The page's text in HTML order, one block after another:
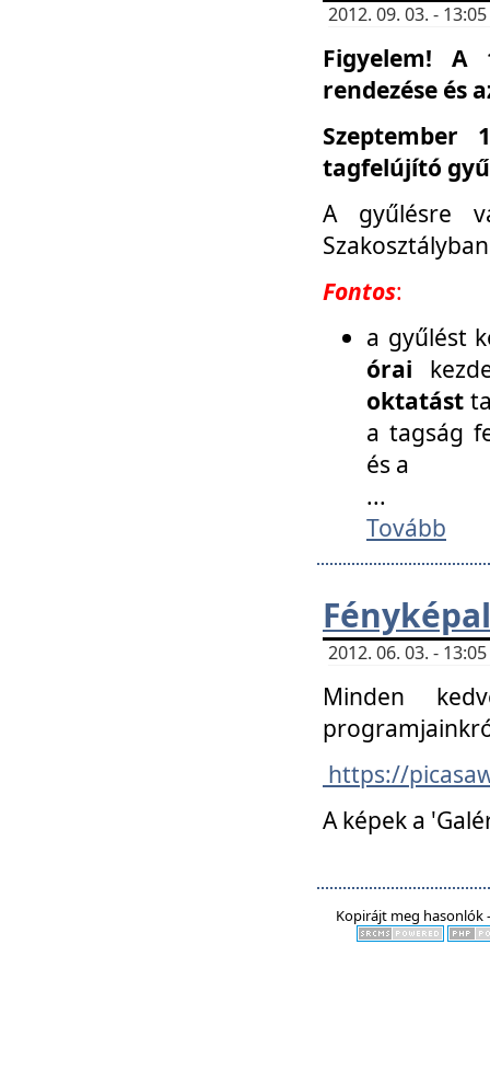
2012. 09. 03. -
Figyelem! A
rendezése és
Szeptember
tagfelújító
A gyűlésre
Fontos:
a gyűlést
órai
oktatást
a tagság
és a
...
Tovább
2012. 06. 03. -
Minden
https://
A képek a
Kopirájt meg hasonlók